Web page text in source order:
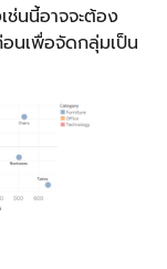
ช่นนี้อาจจะต้อง
นเพื่อจัดกลุ่มเป็น